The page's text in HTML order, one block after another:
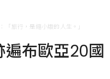
旅行，是縮小版的人生。」
布歐亞20